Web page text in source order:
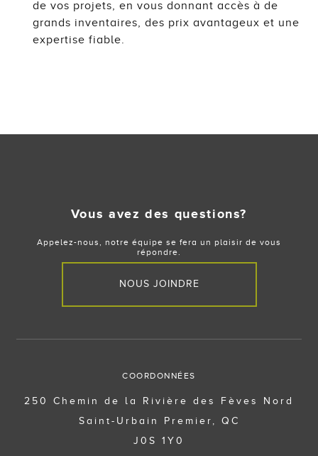
de vos projets, en vous donnant accès à de
grands inventaires, des prix avantageux et une
expertise fiable.
Vous avez des questions?
Appelez-nous, notre équipe se fera un plaisir de vous
répondre.
NOUS JOINDRE
COORDONNÉES
250 Chemin de la Rivière des Fèves Nord
Saint-Urbain Premier, QC
J0S 1Y0